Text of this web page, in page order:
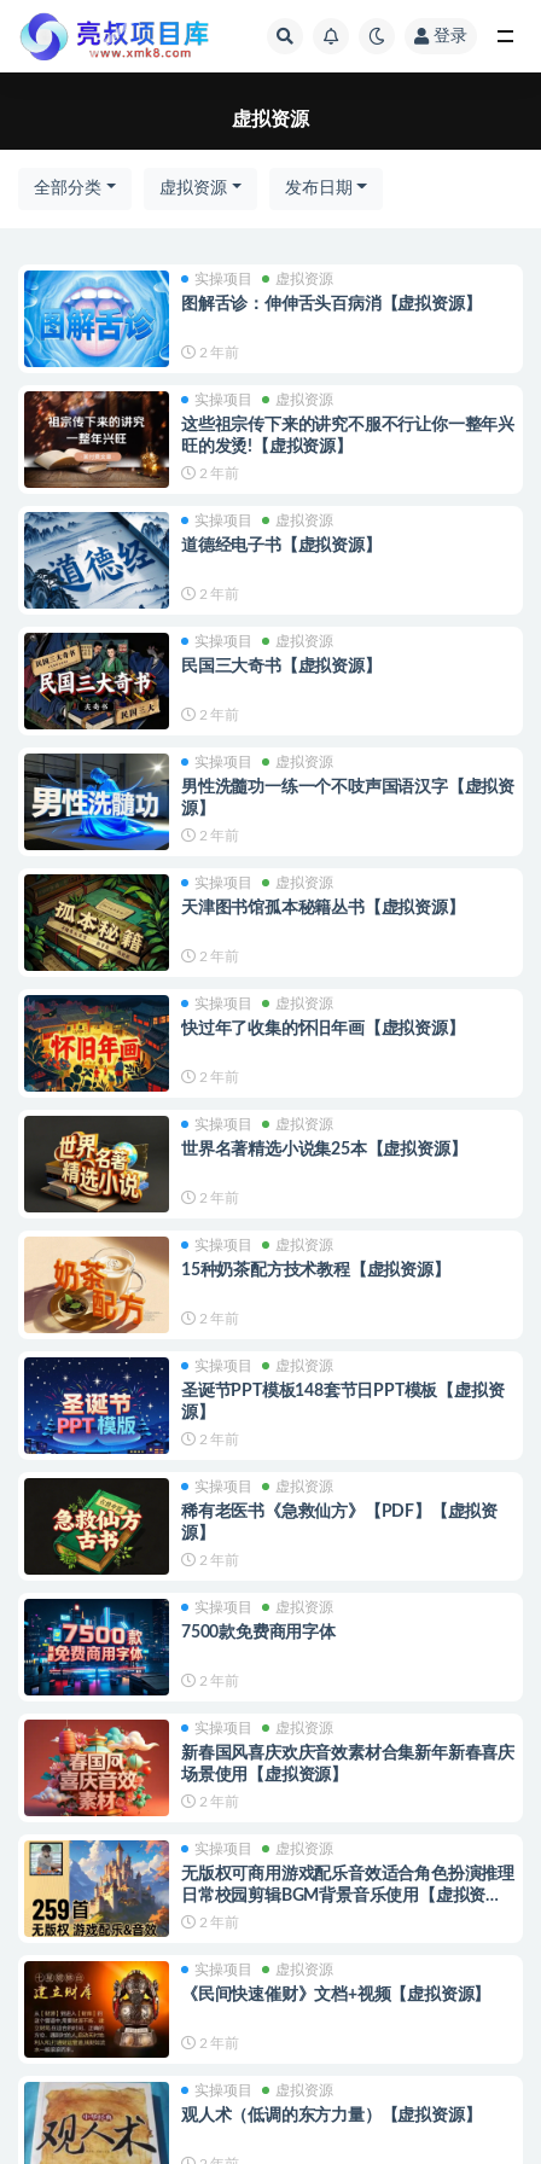
登录
虚拟资源
全部分类 虚拟资源 发布日期
实操项目 虚拟资源
图解舌诊：伸伸舌头百病消【虚拟资源】
2 年前
实操项目 虚拟资源
这些祖宗传下来的讲究不服不行让你一整年兴
旺的发烫!【虚拟资源】
2 年前
实操项目 虚拟资源
道德经电子书【虚拟资源】
2 年前
实操项目 虚拟资源
民国三大奇书【虚拟资源】
2 年前
实操项目 虚拟资源
男性洗髓功一练一个不吱声国语汉字【虚拟资
源】
2 年前
实操项目 虚拟资源
天津图书馆孤本秘籍丛书【虚拟资源】
2 年前
实操项目 虚拟资源
快过年了收集的怀旧年画【虚拟资源】
2 年前
实操项目 虚拟资源
世界名著精选小说集25本【虚拟资源】
2 年前
实操项目 虚拟资源
15种奶茶配方技术教程【虚拟资源】
2 年前
实操项目 虚拟资源
圣诞节PPT模板148套节日PPT模板【虚拟资
源】
2 年前
实操项目 虚拟资源
稀有老医书《急救仙方》【PDF】【虚拟资
源】
2 年前
实操项目 虚拟资源
7500款免费商用字体
2 年前
实操项目 虚拟资源
新春国风喜庆欢庆音效素材合集新年新春喜庆
场景使用【虚拟资源】
2 年前
实操项目 虚拟资源
无版权可商用游戏配乐音效适合角色扮演推理
日常校园剪辑BGM背景音乐使用【虚拟资
源】2 年前
实操项目 虚拟资源
《民间快速催财》文档+视频【虚拟资源】
2 年前
实操项目 虚拟资源
观人术（低调的东方力量）【虚拟资源】